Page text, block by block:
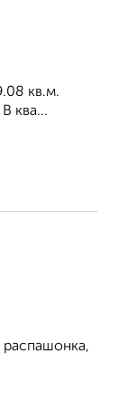
кв.м.
ква...
распашонка,